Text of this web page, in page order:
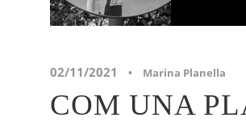
02/11/2021 • Marina Planella
COM UNA